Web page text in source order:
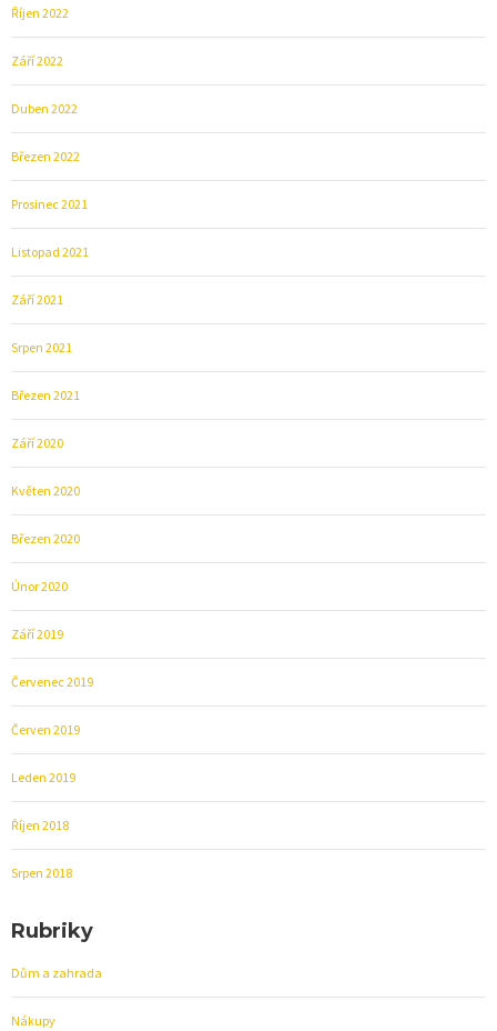
Říjen 2022
Září 2022
Duben 2022
Březen 2022
Prosinec 2021
Listopad 2021
Září 2021
Srpen 2021
Březen 2021
Září 2020
Květen 2020
Březen 2020
Únor 2020
Září 2019
Červenec 2019
Červen 2019
Leden 2019
Říjen 2018
Srpen 2018
Rubriky
Dům a zahrada
Nákupy